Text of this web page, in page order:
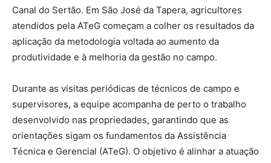
Canal do Sertão. Em São José da Tapera, agricultores
atendidos pela ATeG começam a colher os resultados da
aplicação da metodologia voltada ao aumento da
produtividade e à melhoria da gestão no campo.
Durante as visitas periódicas de técnicos de campo e
supervisores, a equipe acompanha de perto o trabalho
desenvolvido nas propriedades, garantindo que as
orientações sigam os fundamentos da Assistência
Técnica e Gerencial (ATeG). O objetivo é alinhar a atuação